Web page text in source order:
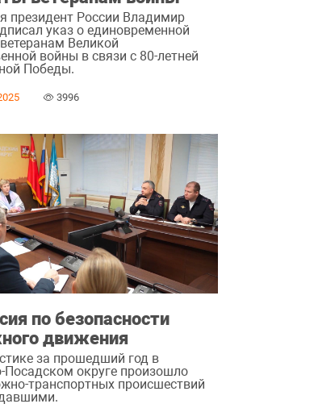
президент России Владимир
указ о единовременной
Великой
войны в связи с 80-летней
Победы.
3996
по безопасности
движения
за прошедший год в
Посадском округе произошло
транспортных происшествий